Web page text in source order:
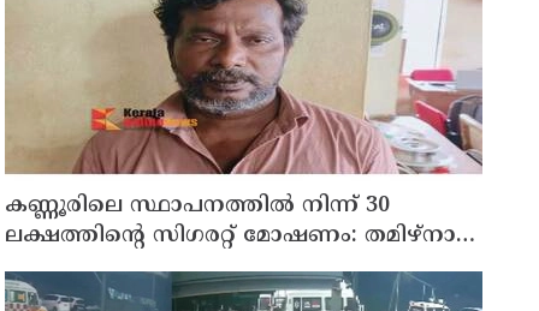
കണ്ണൂരിലെ സ്ഥാപനത്തിൽ നിന്ന് 30
ലക്ഷത്തിന്റെ സിഗരറ്റ് മോഷണം: തമിഴ്‌നാട്
സ്വദേശിയായ സെയിൽസ്മാൻ
തെങ്കാശിയിൽ പിടിയിൽ